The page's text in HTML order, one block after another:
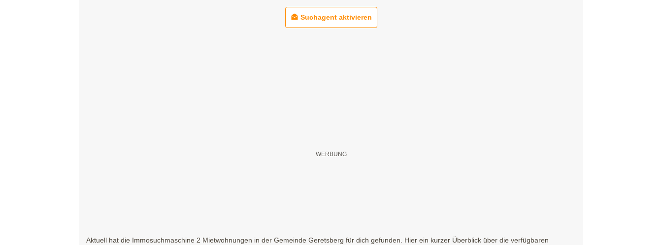
Suchagent aktivieren
Aktuell hat die Immosuchmaschine 2 Mietwohnungen in der Gemeinde Geretsberg für dich gefunden. Hier ein kurzer Überblick über die verfügbaren